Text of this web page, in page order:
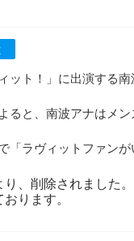
ィット！」に出演する
ると、南波アナはメ
「ラヴィットファン
、削除されました。
ります。